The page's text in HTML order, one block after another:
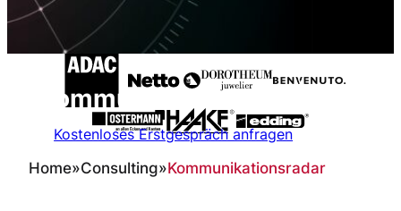
Kommunikationsradar
Kostenloses Erstgespräch anfragen
Home»Consulting»Kommunikationsradar